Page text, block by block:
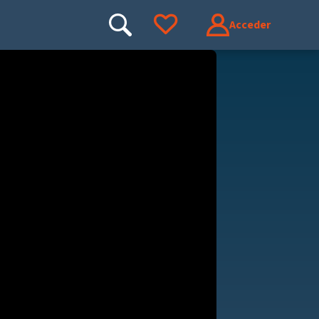
Buscar Ir a tus favoritosAcceder